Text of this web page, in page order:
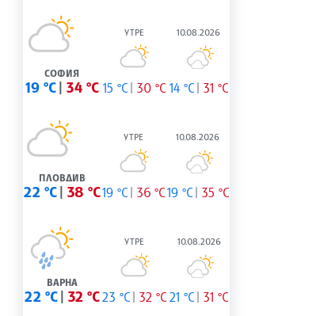
СОФИЯ
19 °C 34 °C
УТРЕ
15 °C 30 °C
10.08.2026
14 °C 31 °C
ПЛОВДИВ
22 °C 38 °C
УТРЕ
19 °C 36 °C
10.08.2026
19 °C 35 °C
ВАРНА
22 °C 32 °C
УТРЕ
23 °C 32 °C
10.08.2026
21 °C 31 °C